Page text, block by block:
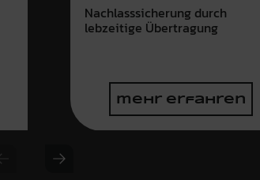
Nachlasssicherung durch
lebzeitige Übertragung
mehr erfahren
Previous slide
Next slide